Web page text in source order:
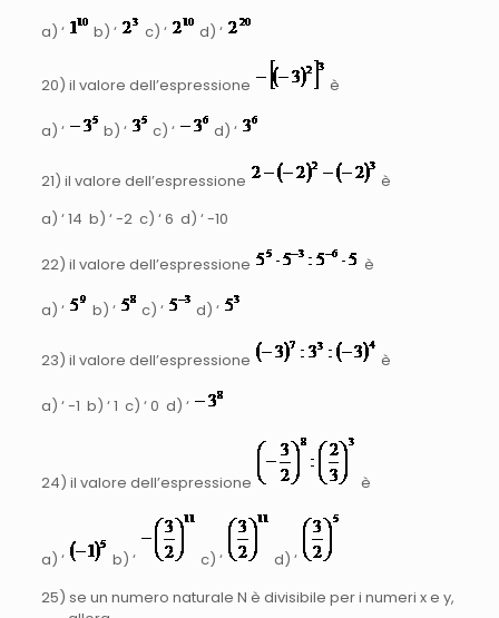
a) ‘ b) ‘ c) ‘ d) ‘
20) il valore dell’espressione è
a) ‘ b) ‘ c) ‘ d) ‘
21) il valore dell’espressione
è
a) ‘ 14 b) ‘ -2 c) ‘ 6 d) ‘ -10
22) il valore dell’espressione è
a) ‘ b) ‘ c) ‘ d) ‘
23) il valore dell’espressione è
a) ‘ -1 b) ‘ 1 c) ‘ 0 d) ‘
24) il valore dell’espressione è
a) ‘ b) ‘ c) ‘
d) ‘
25) se un numero naturale N è divisibile per i numeri x e y,